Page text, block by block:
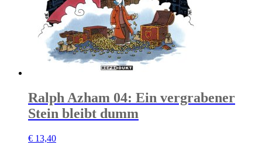
Ralph Azham 04: Ein vergrabener
Stein bleibt dumm
€ 13,40